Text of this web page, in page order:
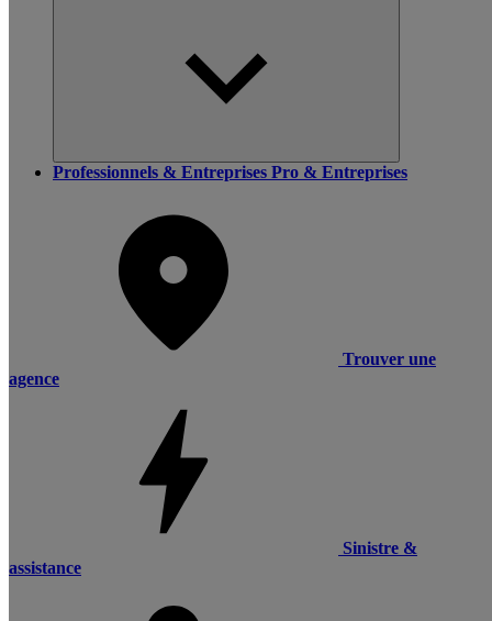
Professionnels & Entreprises Pro & Entreprises
Trouver une
agence
Sinistre &
assistance